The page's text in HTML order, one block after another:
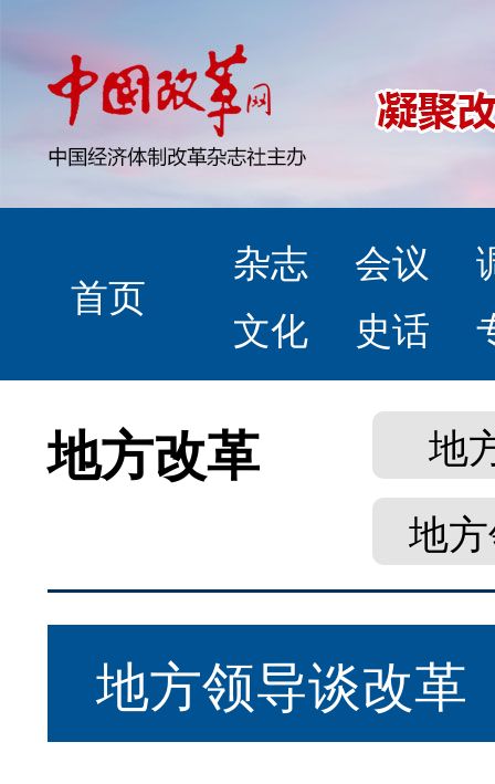
首页
杂志 会议
文化
史话
地方改革
地
地
地方领导谈改革